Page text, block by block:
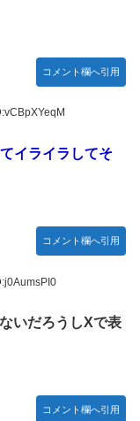
コメント欄へ引用
イライラしてそ
コメント欄へ引用
いだろうしXで表
コメント欄へ引用